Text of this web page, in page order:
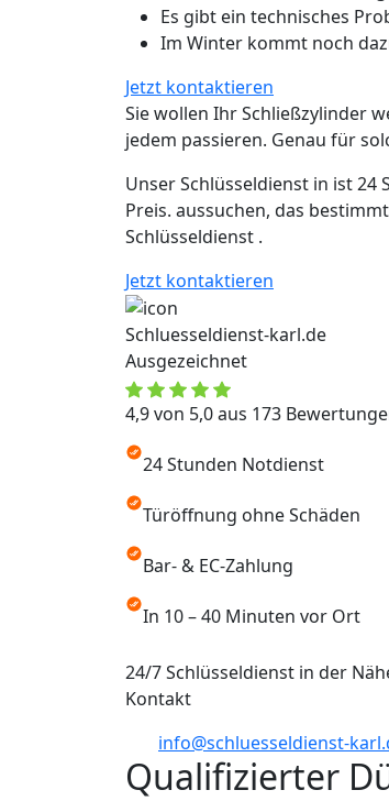
Es gibt ein technisches
Im Winter kommt noch
Jetzt kontaktieren
Sie wollen Ihr Schließzylinder
jedem passieren. Genau für
Unser Schlüsseldienst in ist 24
Preis. aussuchen, das
Schlüsseldienst .
Jetzt kontaktieren
Schluesseldienst-karl.de
Ausgezeichnet
4,9 von 5,0 aus 173
24 Stunden Notdienst
Türöffnung ohne Schäden
Bar- & EC-Zahlung
In 10 – 40 Minuten vor Ort
24/7 Schlüsseldienst in der
Kontakt
info@schluesseldienst-
Qualifizierter